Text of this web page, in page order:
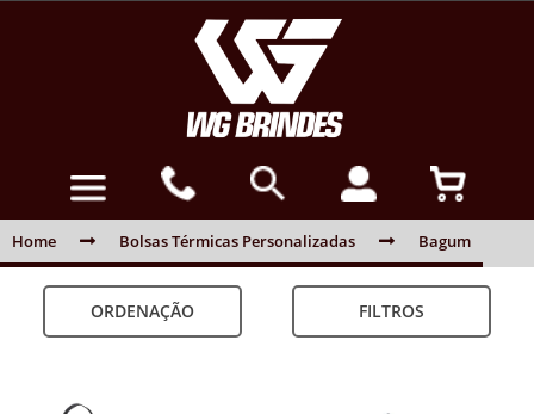
Home Bolsas Térmicas Personalizadas Bagum
ORDENAÇÃO FILTROS